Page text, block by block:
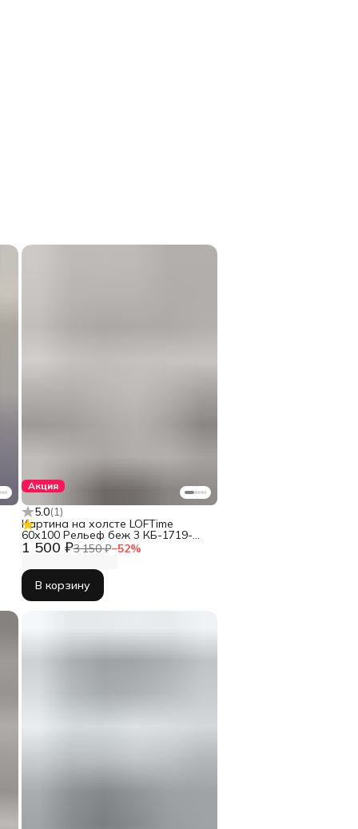
Акция
5.0(1)
1 500 ₽3 150 ₽−52%
Картина на холсте LOFTime
60х100 Рельеф беж 3 КБ-1719-
60100
В корзину